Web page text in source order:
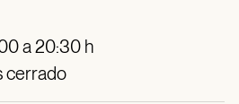
a 20:30 h
cerrado